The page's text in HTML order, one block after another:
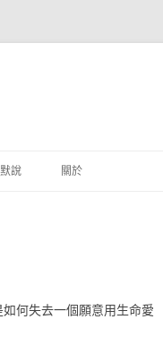
說 關於
何失去一個願意用生命愛